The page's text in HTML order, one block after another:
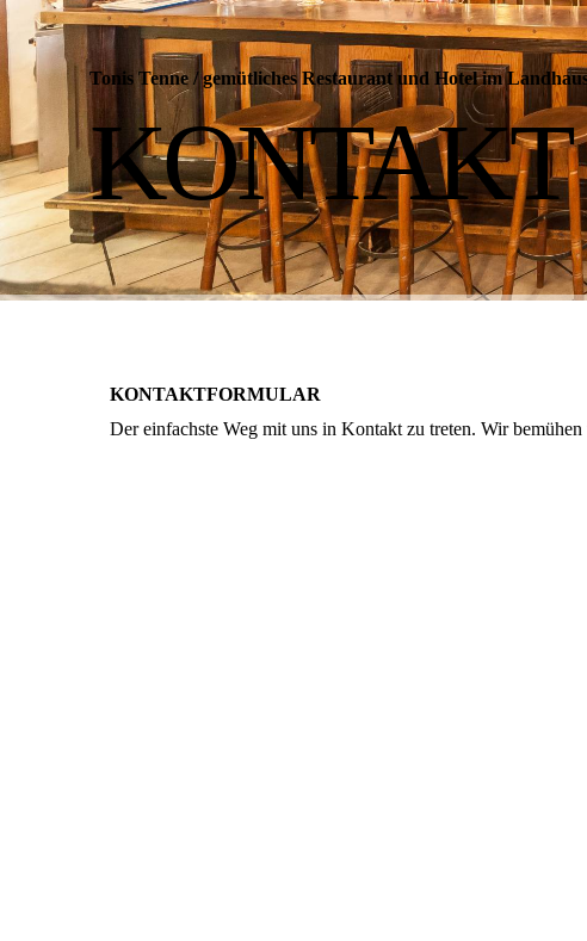
Tonis Tenne /gemütliches Restaurant und Hotel im
KONTAKT
KONTAKTFORMULAR
Der einfachste Weg mit uns in Kontakt zu treten. Wir